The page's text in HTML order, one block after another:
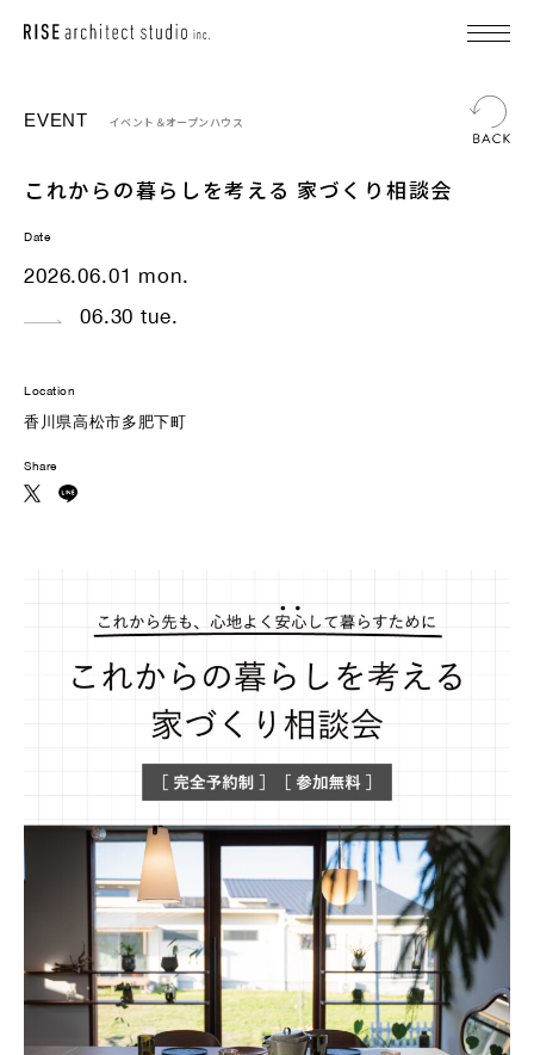
EVENT イベント＆オープンハウス
これからの暮らしを考える 家づくり相談会
Date
2026.06.01 mon.
06.30 tue.
Location
香川県高松市多肥下町
Share